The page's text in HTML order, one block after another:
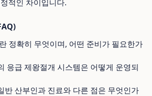
적인 차이입니다.
정확히 무엇이며, 어떤 준비가 필요한가
응급 제왕절개 시스템은 어떻게 운영되
반 산부인과 진료와 다른 점은 무엇인가